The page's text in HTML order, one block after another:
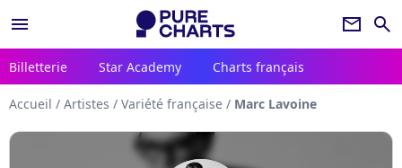
menu newsletter search
Billetterie Star Academy Charts français
Accueil / Artistes / Variété française / Marc Lavoine